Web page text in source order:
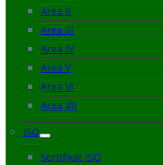
Area II
Area III
Area IV
Area V
Area VI
Area VII
ISO
Sertifikat ISO